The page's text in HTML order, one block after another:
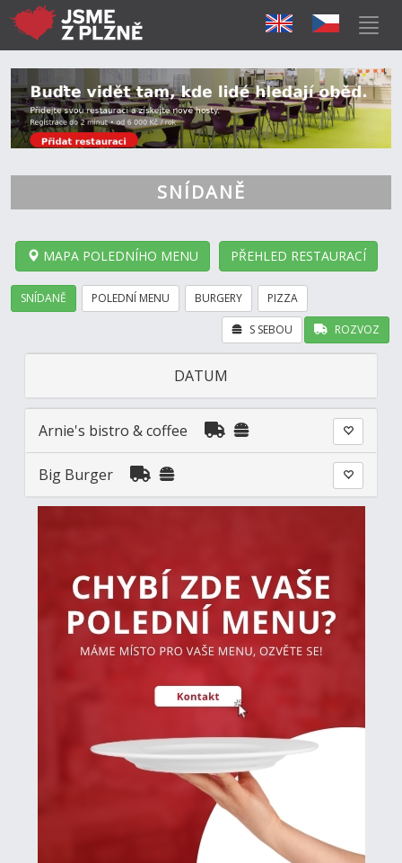
SNÍDANĚ
MAPA POLEDNÍHO MENU PŘEHLED RESTAURACÍ
SNÍDANĚ POLEDNÍ MENU BURGERY PIZZA
ROZVOZ
S SEBOU
DATUM
Arnie's bistro & coffee
Big Burger